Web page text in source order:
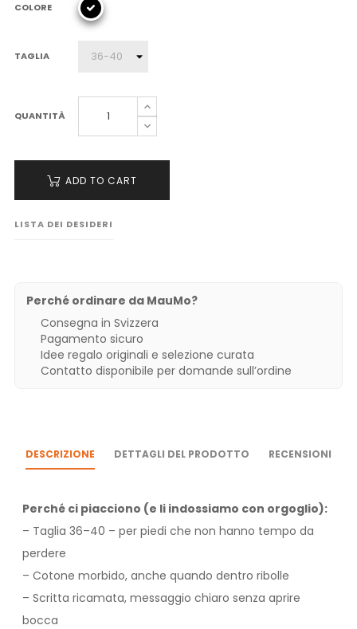
COLORE
TAGLIA
QUANTITÀ
ADD TO CART
LISTA DEI DESIDERI
Perché ordinare da MauMo?
Consegna in Svizzera
Pagamento sicuro
Idee regalo originali e selezione curata
Contatto disponibile per domande sull’ordine
DESCRIZIONE DETTAGLI DEL PRODOTTO RECENSIONI
Perché ci piacciono (e li indossiamo con orgoglio):
– Taglia 36–40 – per piedi che non hanno tempo da
perdere
– Cotone morbido, anche quando dentro ribolle
– Scritta ricamata, messaggio chiaro senza aprire
bocca